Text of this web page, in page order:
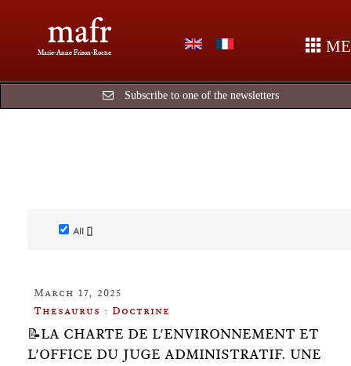
mafr
Marie-Anne Frison-Roche
Subscribe to one of the newsletters
All []
March 17, 2025
Thesaurus : Doctrine
📝LA CHARTE DE L'ENVIRONNEMENT ET
L'OFFICE DU JUGE ADMINISTRATIF. UNE